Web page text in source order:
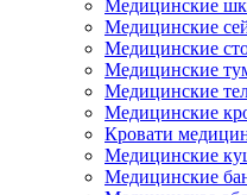
Медицинские
Медицинские
Медицинские
Медицинские
Медицинские
Медицинские
Кровати
Медицинские
Медицинские